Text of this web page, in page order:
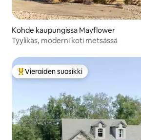
Kohde kaupungissa Mayflower
Tyylikäs, moderni koti metsässä
Vieraiden suosikkien parhaimmistoa
Vieraiden suosikki